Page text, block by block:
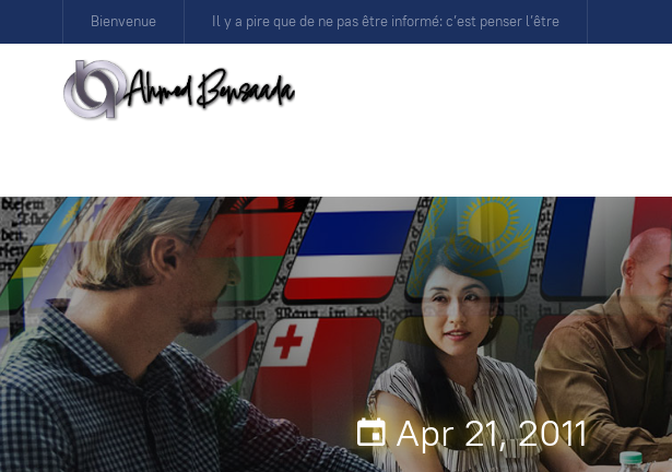
Bienvenue Il y a pire que de ne pas être informé: c’est penser l’être
Apr 21, 2011